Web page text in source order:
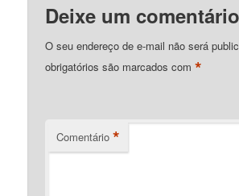
Deixe um comentário
O seu endereço de e-mail não será
obrigatórios são marcados com*
Comentário *